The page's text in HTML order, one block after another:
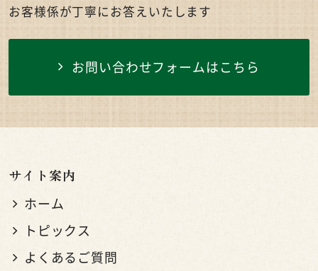
お客様係が丁寧にお答えいたします
お問い合わせフォームはこちら
サイト案内
ホーム
トピックス
よくあるご質問